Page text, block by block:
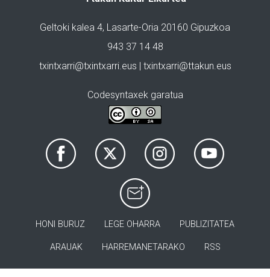
Geltoki kalea 4, Lasarte-Oria 20160 Gipuzkoa
943 37 14 48
txintxarri@txintxarri.eus | txintxarri@ttakun.eus
Codesyntaxek garatua
HONI BURUZ LEGE OHARRA PUBLIZITATEA
ARAUAK HARREMANETARAKO RSS